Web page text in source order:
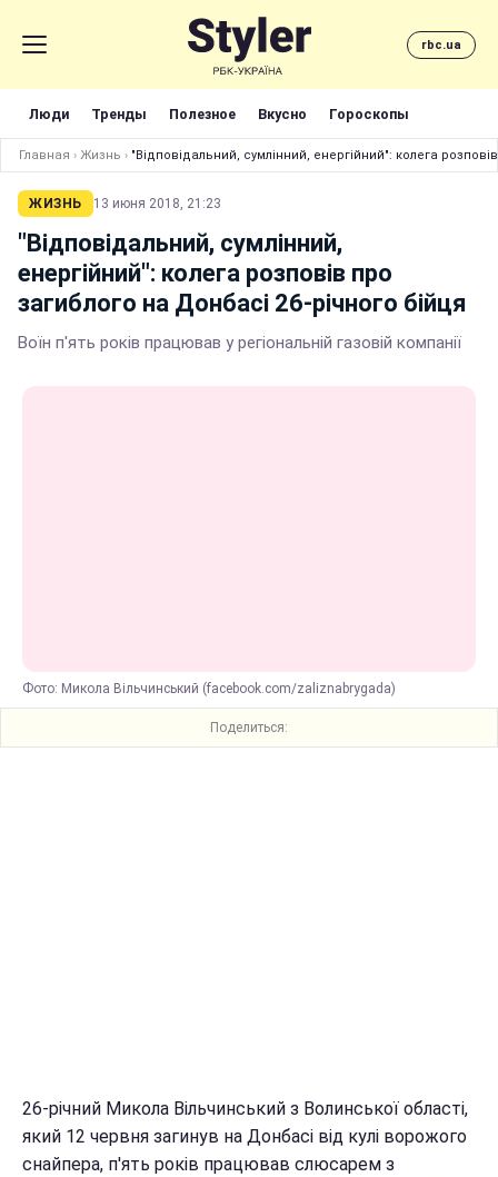
rbc.ua
Люди Тренды Полезное Вкусно Гороскопы
Главная › Жизнь › "Відповідальний, сумлінний, енергійний": колега
ЖИЗНЬ 13 июня 2018, 21:23
"Відповідальний, сумлінний,
енергійний": колега розповів про
загиблого на Донбасі 26-річного бійця
Воїн п'ять років працював у регіональній газовій компанії
Фото: Микола Вільчинський (facebook.com/zaliznabrygada)
Поделиться:
26-річний Микола Вільчинський з Волинської області,
який 12 червня загинув на Донбасі від кулі ворожого
снайпера, п'ять років працював слюсарем з